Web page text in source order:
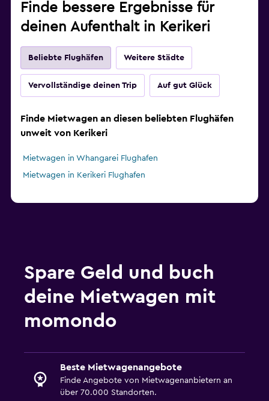
Finde bessere Ergebnisse für
deinen Aufenthalt in Kerikeri
Beliebte Flughäfen Weitere Städte
Vervollständige deinen Trip Auf gut Glück
Finde Mietwagen an diesen beliebten Flughäfen
unweit von Kerikeri
Mietwagen in Whangarei Flughafen
Mietwagen in Kerikeri Flughafen
Spare Geld und buch
deine Mietwagen mit
momondo
Beste Mietwagenangebote
Finde Angebote von Mietwagenanbietern an
über 70.000 Standorten.